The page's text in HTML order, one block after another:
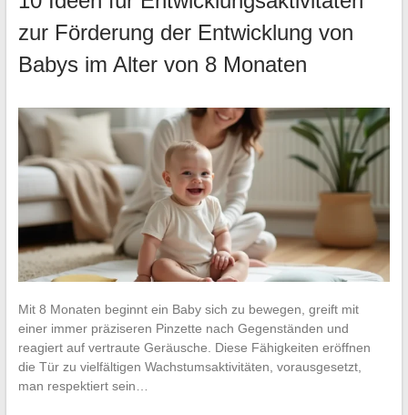
zur Förderung der Entwicklung von
Babys im Alter von 8 Monaten
Mit 8 Monaten beginnt ein Baby sich zu bewegen, greift mit
einer immer präziseren Pinzette nach Gegenständen und
reagiert auf vertraute Geräusche. Diese Fähigkeiten eröffnen
die Tür zu vielfältigen Wachstumsaktivitäten, vorausgesetzt,
man respektiert sein…